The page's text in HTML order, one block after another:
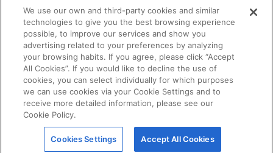
Zásady používání souborů cookie
Prohlášení o vyloučení odpovědnosti
Zásady ochrany osobních údajů
Obchodní podmínky
Prohlášení o záruce
práva vyhrazena.
We use our own and third-party cookies and similar
technologies to give you the best browsing experience
possible, to improve our services and show you
advertising related to your preferences by analyzing
your browsing habits. If you agree, please click “Accept
All Cookies”. If you would like to decline the use of
cookies, you can select individually for which purposes
we can use cookies via your Cookie Settings and to
receive more detailed information, please see our
Cookie Policy.
Cookies Settings Accept All Cookies